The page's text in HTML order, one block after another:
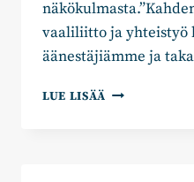
vaaliliitto ja yhteistyö
äänestäjiämme ja
LUE LISÄÄ KOKOOMUS